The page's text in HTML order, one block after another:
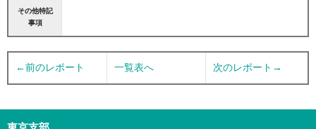
その他特記
事項
←前のレポート 一覧表へ 次のレポート→